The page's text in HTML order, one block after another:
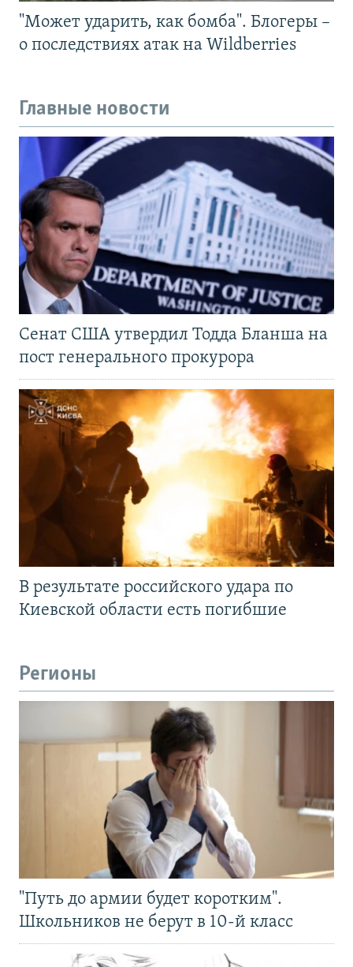
"Может ударить, как бомба". Блогеры –
о последствиях атак на Wildberries
Главные новости
Сенат США утвердил Тодда Бланша на
пост генерального прокурора
В результате российского удара по
Киевской области есть погибшие
Регионы
"Путь до армии будет коротким".
Школьников не берут в 10-й класс